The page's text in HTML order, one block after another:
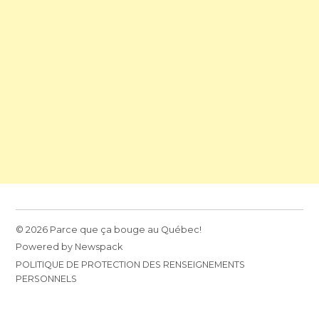
© 2026 Parce que ça bouge au Québec!
Powered by Newspack
POLITIQUE DE PROTECTION DES RENSEIGNEMENTS
PERSONNELS